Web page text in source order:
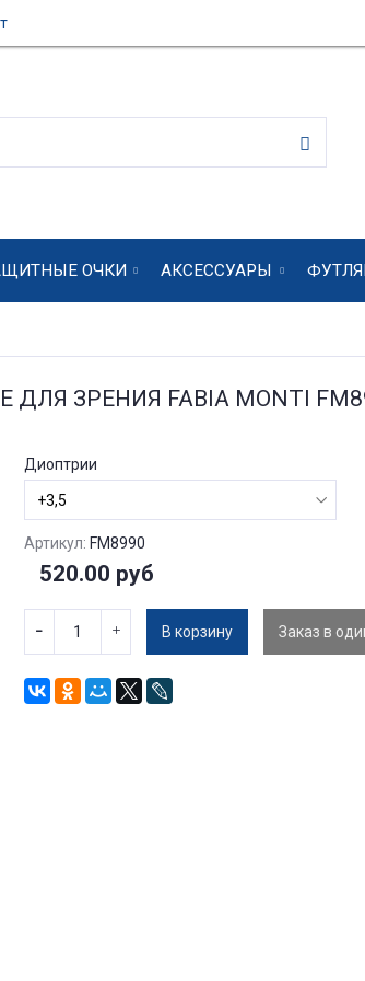
ОЧКИ АКСЕССУАРЫ
ЗРЕНИЯ FABIA MONTI
Диоптрии
Артикул: FM8990
520.00 руб
В корзину Заказ в